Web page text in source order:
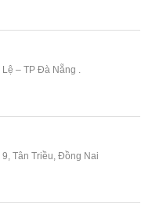
Lệ – TP Đà Nẵng .
Tân Triều, Đồng Nai